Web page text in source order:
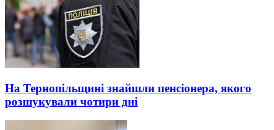
На Тернопільщині знайшли пенсіонера, якого
розшукували чотири дні